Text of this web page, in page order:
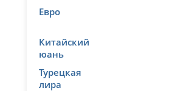
Евро
Китайский
юань
Турецкая
лира